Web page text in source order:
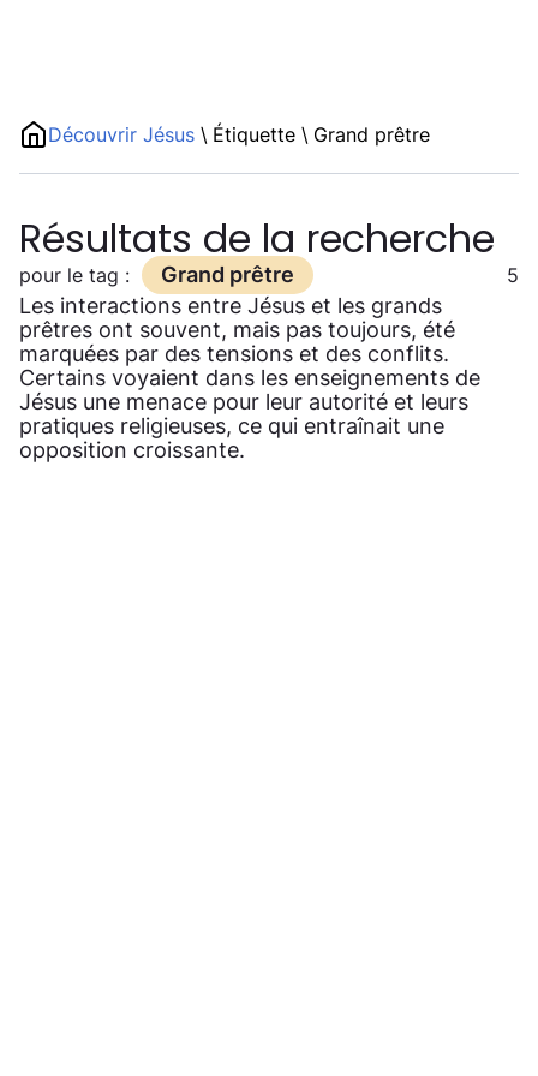
Découvrir Jésus \ Étiquette \ Grand prêtre
Résultats de la recherche
pour le tag : Grand prêtre 5
Les interactions entre Jésus et les grands
prêtres ont souvent, mais pas toujours, été
marquées par des tensions et des conflits.
Certains voyaient dans les enseignements de
Jésus une menace pour leur autorité et leurs
pratiques religieuses, ce qui entraînait une
opposition croissante.